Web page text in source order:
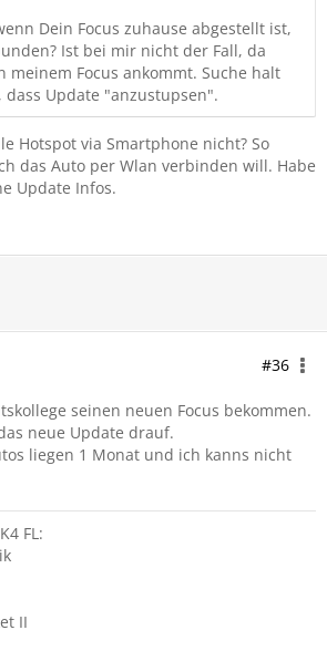
Dein Focus zuhause abgestellt ist,
Ist bei mir nicht der Fall, da
meinem Focus ankommt. Suche halt
Update "anzustupsen".
Hotspot via Smartphone nicht? So
das Auto per Wlan verbinden will. Habe
Update Infos.
#36
seinen neuen Focus bekommen.
neue Update drauf.
liegen 1 Monat und ich kanns nicht
FL:
II